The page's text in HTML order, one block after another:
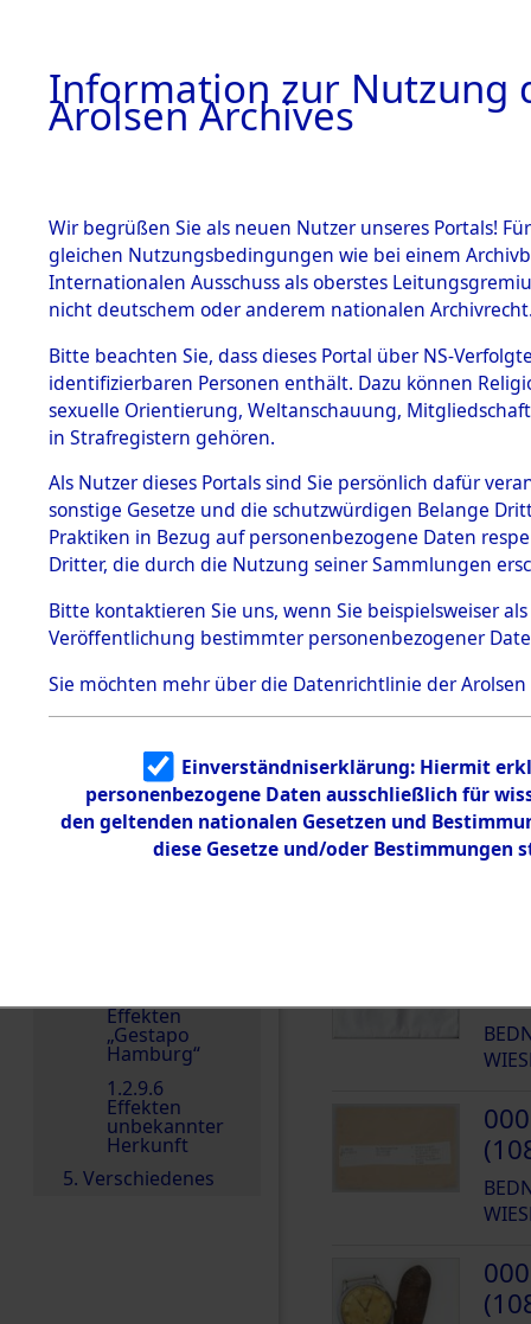
BESTÄNDE
1.
Inhaftierungsdoku
mente
1.2.9 Beim ITS
verwahrte
1.2.9.1
Effekten aus
dem KZ
Dachau
Effekten aus
dem KZ
Dachau,
Landesentsch
ädigungsamt
Effekten aus
dem KZ
Neuengamm
e
Dokument
Effekten
„Gestapo
Hamburg“
1.2.9.6
Effekten
unbekannter
Herkunft
5. Verschiedenes
5Akten
WIESLAW
BEDNAROWICZ,
geb. 23. April 1923
Land
Polen
Weitere Angaben
28.9.2018: Die
Häftlingsnummer
42314
Information zur Nutzung
Arolsen Archives
Wir begrüßen Sie als neuen Nutzer unseres Portals!
gleichen Nutzungsbedingungen wie bei einem
Internationalen Ausschuss als oberstes
nicht deutschem oder anderem nationalen
Bitte beachten Sie, dass dieses Portal über NS-
identifizierbaren Personen enthält. Dazu können
sexuelle Orientierung, Weltanschauung,
in Strafregistern gehören.
Als Nutzer dieses Portals sind Sie persönlich dafür
sonstige Gesetze und die schutzwürdigen Belange
Praktiken in Bezug auf personenbezogene Daten
Dritter, die durch die Nutzung seiner Sammlungen
Bitte kontaktieren Sie uns, wenn Sie beispielsweiser
Veröffentlichung bestimmter personenbezogener
Sie möchten mehr über die Datenrichtlinie der Arolsen
Einverständniserklärung: Hiermit
personenbezogene Daten ausschließlich für
den geltenden nationalen Gesetzen und
diese Gesetze und/oder Bestimmungen